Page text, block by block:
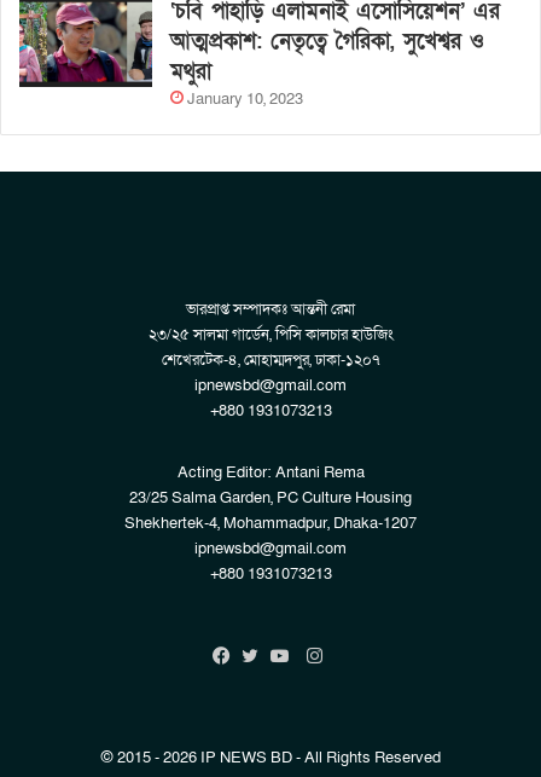
‘চবি পাহাড়ি এলামনাই এসোসিয়েশন’ এর
আত্মপ্রকাশ: নেতৃত্বে গৈরিকা, সুখেশ্বর ও
মথুরা
January 10, 2023
ভারপ্রাপ্ত সম্পাদকঃ আন্তনী রেমা
২৩/২৫ সালমা গার্ডেন, পিসি কালচার হাউজিং
শেখেরটেক-৪, মোহাম্মদপুর, ঢাকা-১২০৭
ipnewsbd@gmail.com
+880 1931073213
Acting Editor: Antani Rema
23/25 Salma Garden, PC Culture Housing
Shekhertek-4, Mohammadpur, Dhaka-1207
ipnewsbd@gmail.com
+880 1931073213
Instagram
© 2015 - 2026 IP NEWS BD - All Rights Reserved